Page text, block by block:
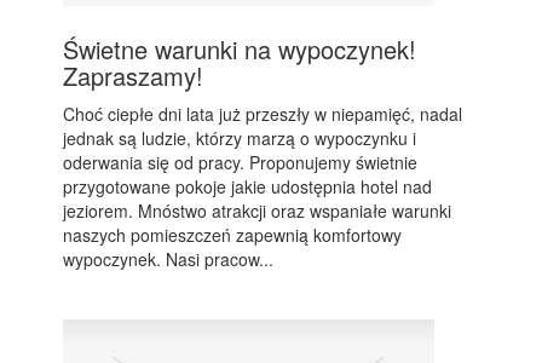
Świetne warunki na wypoczynek!
Zapraszamy!
Choć ciepłe dni lata już przeszły w niepamięć, nadal
jednak są ludzie, którzy marzą o wypoczynku i
oderwania się od pracy. Proponujemy świetnie
przygotowane pokoje jakie udostępnia hotel nad
jeziorem. Mnóstwo atrakcji oraz wspaniałe warunki
naszych pomieszczeń zapewnią komfortowy
wypoczynek. Nasi pracow...